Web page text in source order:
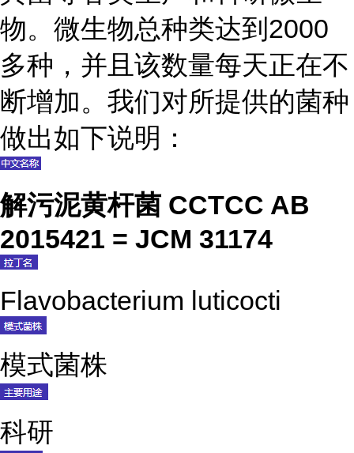
物。微生物总种类达到2000
多种，并且该数量每天正在不
断增加。我们对所提供的菌种
做出如下说明：
解污泥黄杆菌 CCTCC AB
2015421 = JCM 31174
Flavobacterium luticocti
模式菌株
科研